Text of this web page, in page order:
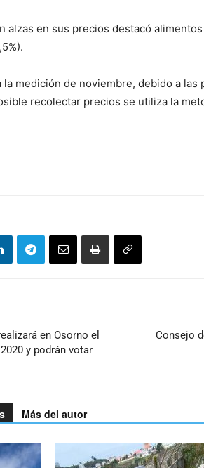
alzas en sus precios destacó
la medición de noviembre, debido a las
recolectar precios se utiliza la
en Osorno el
y podrán votar
Consejo
Más del autor